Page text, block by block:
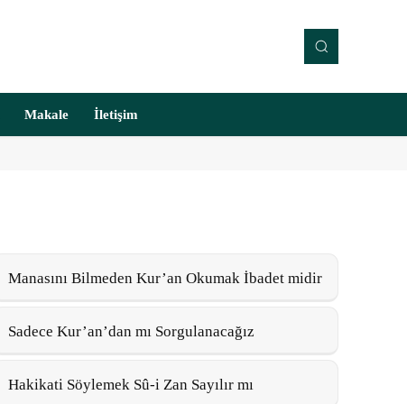
Makale İletişim
Manasını Bilmeden Kur’an Okumak İbadet midir
Sadece Kur’an’dan mı Sorgulanacağız
Hakikati Söylemek Sû-i Zan Sayılır mı